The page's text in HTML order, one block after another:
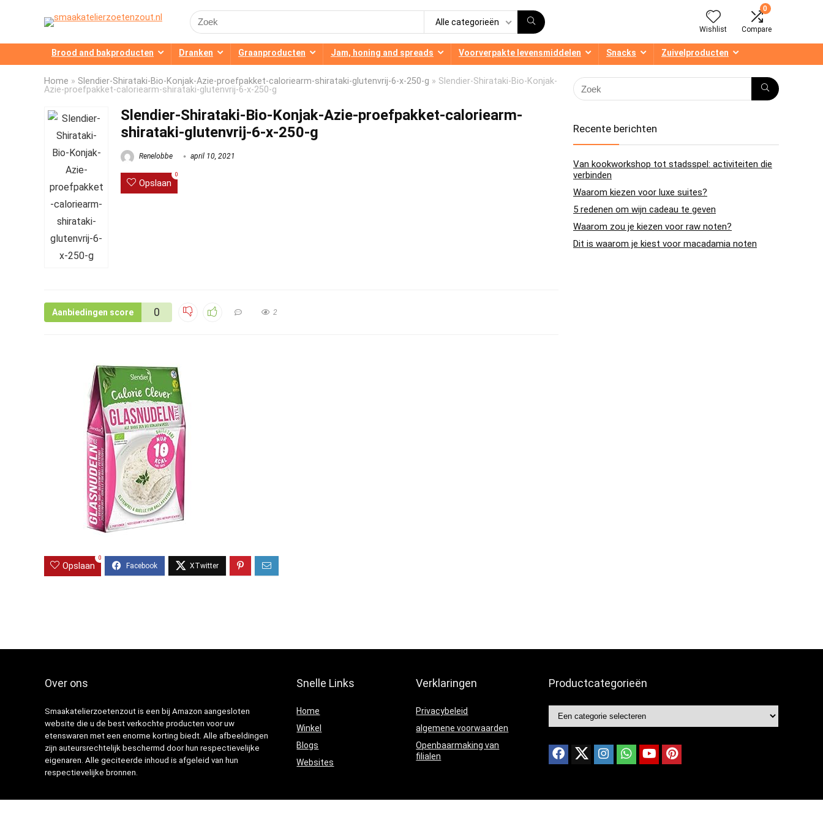
Search
for:
Alle categorieën
Wishlist
0
Compare
Brood and bakproducten Dranken Graanproducten Jam, honing and spreads Voorverpakte levensmiddelen Snacks Zuivelproducten
Home » Slendier-Shirataki-Bio-Konjak-Azie-proefpakket-caloriearm-shirataki-glutenvrij-6-x-250-g » Slendier-Shirataki-Bio-Konjak-
Azie-proefpakket-caloriearm-shirataki-glutenvrij-6-x-250-g
Slendier-Shirataki-Bio-Konjak-Azie-proefpakket-caloriearm-
shirataki-glutenvrij-6-x-250-g
Renelobbe april 10, 2021
Opslaan
0
Aanbiedingen score 0 2
Opslaan
0
Recente berichten
Van kookworkshop tot stadsspel: activiteiten die
verbinden
Waarom kiezen voor luxe suites?
5 redenen om wijn cadeau te geven
Waarom zou je kiezen voor raw noten?
Dit is waarom je kiest voor macadamia noten
Over ons
Smaakatelierzoetenzout is een bij Amazon aangesloten
website die u de best verkochte producten voor uw
etenswaren met een enorme korting biedt. Alle afbeeldingen
zijn auteursrechtelijk beschermd door hun respectievelijke
eigenaren. Alle geciteerde inhoud is afgeleid van hun
respectievelijke bronnen.
Snelle Links
Home
Winkel
Blogs
Websites
Verklaringen
Privacybeleid
algemene voorwaarden
Openbaarmaking van
filialen
Productcategorieën